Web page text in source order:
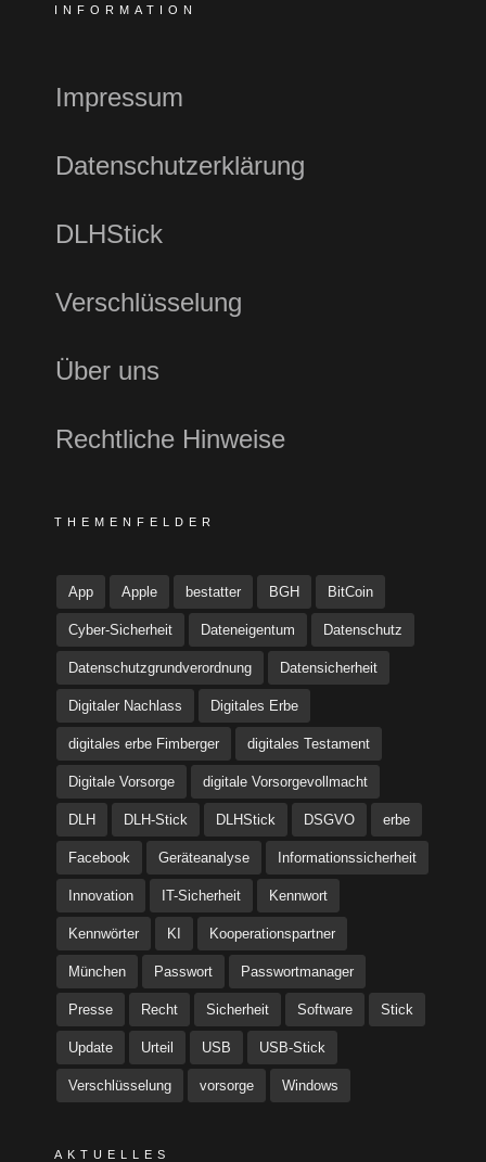
INFORMATION
Impressum
Datenschutzerklärung
DLHStick
Verschlüsselung
Über uns
Rechtliche Hinweise
THEMENFELDER
App Apple bestatter BGH BitCoin
Cyber-Sicherheit Dateneigentum Datenschutz
Datenschutzgrundverordnung Datensicherheit
Digitaler Nachlass Digitales Erbe
digitales erbe Fimberger digitales Testament
Digitale Vorsorge digitale Vorsorgevollmacht
DLH DLH-Stick DLHStick DSGVO erbe
Facebook Geräteanalyse Informationssicherheit
Innovation IT-Sicherheit Kennwort
Kennwörter KI Kooperationspartner
München Passwort Passwortmanager
Presse Recht Sicherheit Software Stick
Update Urteil USB USB-Stick
Verschlüsselung vorsorge Windows
AKTUELLES